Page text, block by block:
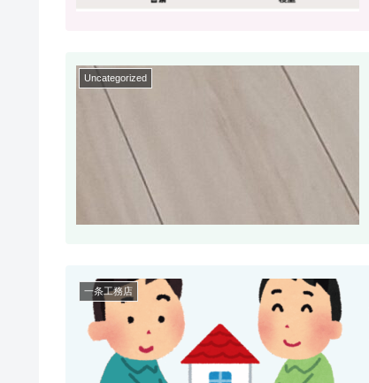
Uncategorized
一条工務店